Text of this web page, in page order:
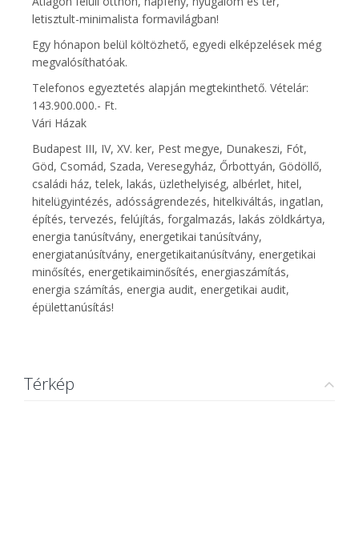
letisztult-minimalista formavilágban!
Egy hónapon belül költözhető, egyedi elképzelések még
megvalósíthatóak.
Telefonos egyeztetés alapján megtekinthető. Vételár:
143.900.000.- Ft.
Vári Házak
Budapest III, IV, XV. ker, Pest megye, Dunakeszi, Fót,
Göd, Csomád, Szada, Veresegyház, Őrbottyán, Gödöllő,
családi ház, telek, lakás, üzlethelyiség, albérlet, hitel,
hitelügyintézés, adósságrendezés, hitelkiváltás, ingatlan,
építés, tervezés, felújítás, forgalmazás, lakás zöldkártya,
energia tanúsítvány, energetikai tanúsítvány,
energiatanúsítvány, energetikaitanúsítvány, energetikai
minősítés, energetikaiminősítés, energiaszámítás,
energia számítás, energia audit, energetikai audit,
épülettanúsítás!
Térkép